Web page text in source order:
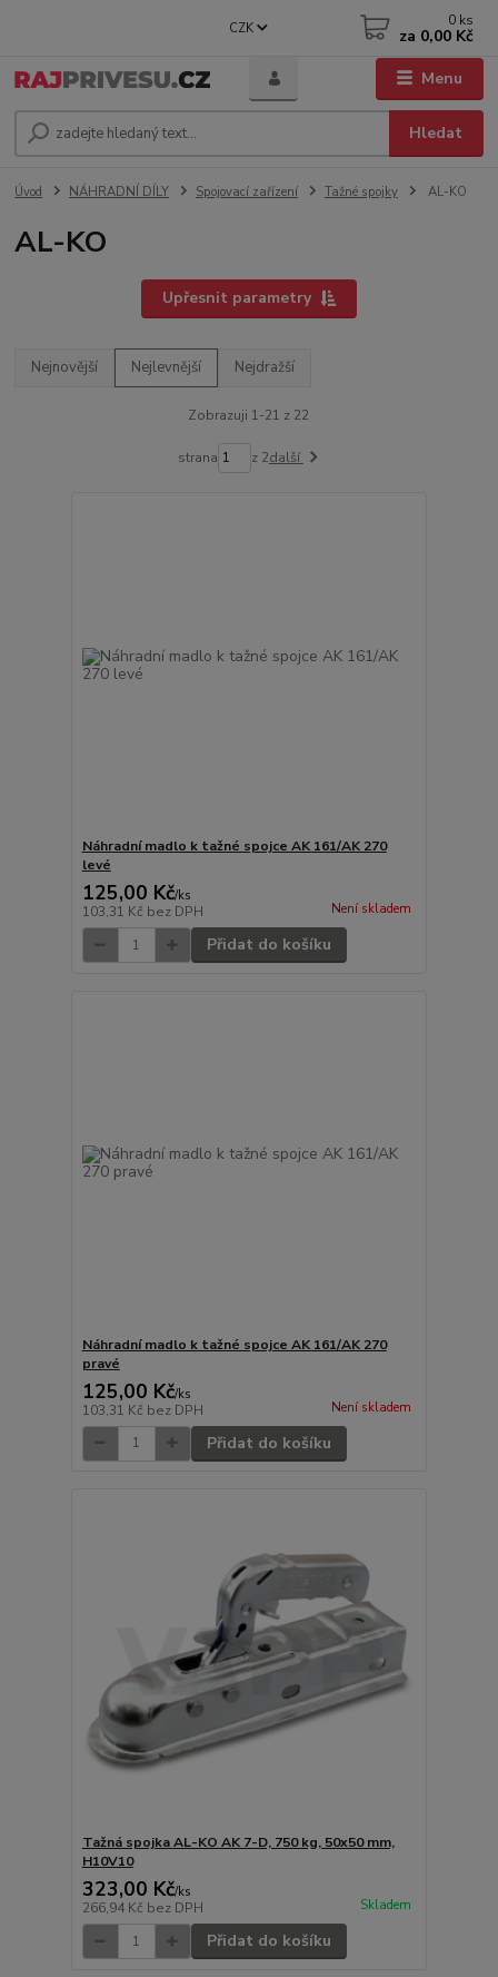
Menu
CZK
Hledat
0 ks
za 0,00 Kč
Úvod NÁHRADNÍ DÍLY Spojovací zařízení Tažné spojky AL-KO
AL-KO
Upřesnit parametry
Nejnovější Nejlevnější Nejdražší
Zobrazuji 1-21 z 22
strana z 2další
Náhradní madlo k tažné spojce AK 161/AK 270
levé
125,00 Kč/ks
103,31 Kč bez DPH Není skladem
Přidat do košíku
Náhradní madlo k tažné spojce AK 161/AK 270
pravé
125,00 Kč/ks
103,31 Kč bez DPH Není skladem
Přidat do košíku
Tažná spojka AL-KO AK 7-D, 750 kg, 50x50 mm,
H10V10
323,00 Kč/ks
266,94 Kč bez DPH Skladem
Přidat do košíku